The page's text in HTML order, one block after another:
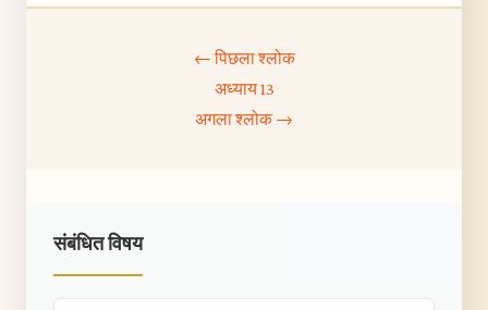
← पिछला श्लोक
अध्याय 13
अगला श्लोक →
संबंधित विषय